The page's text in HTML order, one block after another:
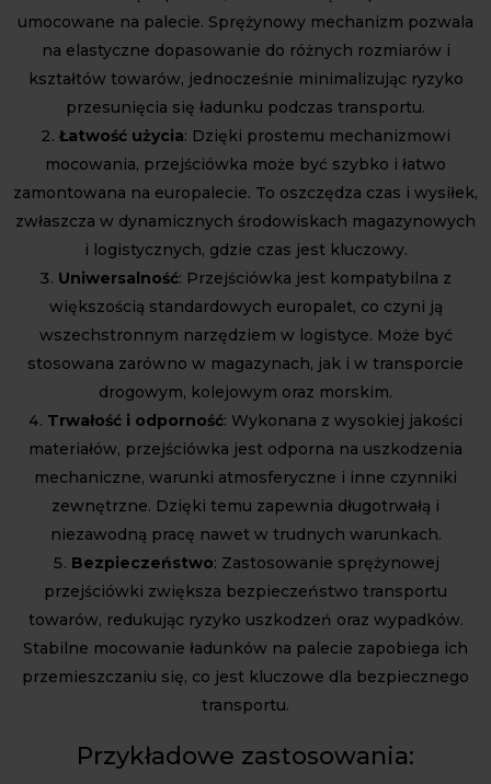
umocowane na palecie. Sprężynowy mechanizm pozwala
na elastyczne dopasowanie do różnych rozmiarów i
kształtów towarów, jednocześnie minimalizując ryzyko
przesunięcia się ładunku podczas transportu.
Łatwość użycia: Dzięki prostemu mechanizmowi
mocowania, przejściówka może być szybko i łatwo
zamontowana na europalecie. To oszczędza czas i wysiłek,
zwłaszcza w dynamicznych środowiskach magazynowych
i logistycznych, gdzie czas jest kluczowy.
Uniwersalność: Przejściówka jest kompatybilna z
większością standardowych europalet, co czyni ją
wszechstronnym narzędziem w logistyce. Może być
stosowana zarówno w magazynach, jak i w transporcie
drogowym, kolejowym oraz morskim.
Trwałość i odporność: Wykonana z wysokiej jakości
materiałów, przejściówka jest odporna na uszkodzenia
mechaniczne, warunki atmosferyczne i inne czynniki
zewnętrzne. Dzięki temu zapewnia długotrwałą i
niezawodną pracę nawet w trudnych warunkach.
Bezpieczeństwo: Zastosowanie sprężynowej
przejściówki zwiększa bezpieczeństwo transportu
towarów, redukując ryzyko uszkodzeń oraz wypadków.
Stabilne mocowanie ładunków na palecie zapobiega ich
przemieszczaniu się, co jest kluczowe dla bezpiecznego
transportu.
Przykładowe zastosowania: